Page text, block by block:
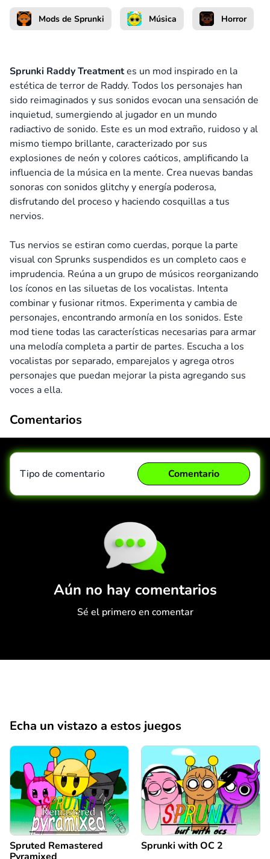
Mods de Sprunki Música Horror
Sprunki Raddy Treatmentes un mod inspirado en la
estética de terror de Raddy. Todos los personajes han
sido reimaginados y sus sonidos evocan una sensación de
inquietud, sumergiendo al jugador en un mundo
radiactivo de sonido. Este es un mod extraño, ruidoso y al
mismo tiempo brillante, caracterizado por sus
explosiones de neón y colores caóticos, amplificando la
influencia de la música en la mente. Crea nuevas bandas
sonoras con sonidos glitchy y energía poderosa,
disfrutando del proceso y haciendo cosquillas a tus
nervios.
Tus nervios se estiran como cuerdas, porque la parte
visual con Sprunks suspendidos es un completo caos e
imprudencia. Reúna a un grupo de músicos reorganizando
los íconos en las siluetas de los vocalistas. Intenta
combinar y fusionar ritmos. Experimenta y cambia de
personajes, encontrando armonía en los sonidos. Este
mod tiene todas las características necesarias para armar
una melodía completa a partir de partes. Escucha a los
vocalistas por separado, emparejalos y agrega otros
personajes que puedan mejorar la pista agregando sus
voces a ella.
Comentarios
Aún no hay comentarios
Sé el primero en comentar
Tipo de comentario Comentario
Echa un vistazo a estos juegos
Spruted Remastered
Pyramixed
Sprunki with OC 2